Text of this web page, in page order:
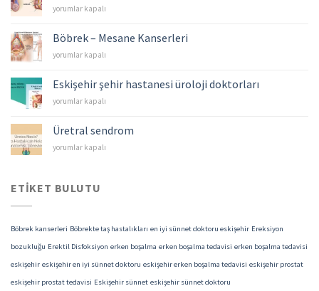
VARİKOSEL
yorumlar kapalı
Böbrek – Mesane Kanserleri
Böbrek
Mesane
Kanserleri
için
yorumlar kapalı
Eskişehir şehir hastanesi üroloji doktorları
Eskişehir
hastanesi
üroloji
doktorları
yorumlar kapalı
Üretral sendrom
Üretral
yorumlar kapalı
ETIKET BULUTU
Böbrek kanserleri Böbrekte taş hastalıkları en iyi sünnet doktoru eskişehir Ereksiyon
bozukluğu Erektil Disfoksiyon erken boşalma erken boşalma tedavisi erken boşalma tedavisi
eskişehir eskişehir en iyi sünnet doktoru eskişehir erken boşalma tedavisi eskişehir prostat
eskişehir prostat tedavisi Eskişehir sünnet eskişehir sünnet doktoru